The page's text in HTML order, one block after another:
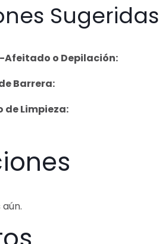
Sugeridas
Afeitado o Depilación:
Barrera:
de Limpieza: